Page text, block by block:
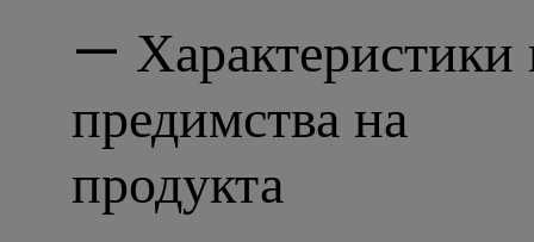
— Характеристики
предимства на
продукта